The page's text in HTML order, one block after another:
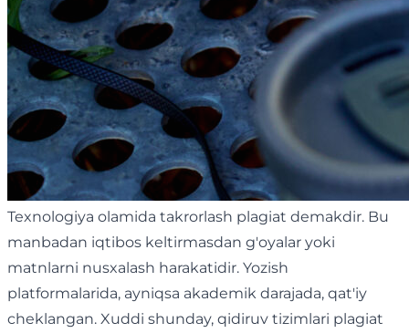
Texnologiya olamida takrorlash plagiat demakdir. Bu
manbadan iqtibos keltirmasdan g'oyalar yoki
matnlarni nusxalash harakatidir. Yozish
platformalarida, ayniqsa akademik darajada, qat'iy
cheklangan. Xuddi shunday, qidiruv tizimlari plagiat